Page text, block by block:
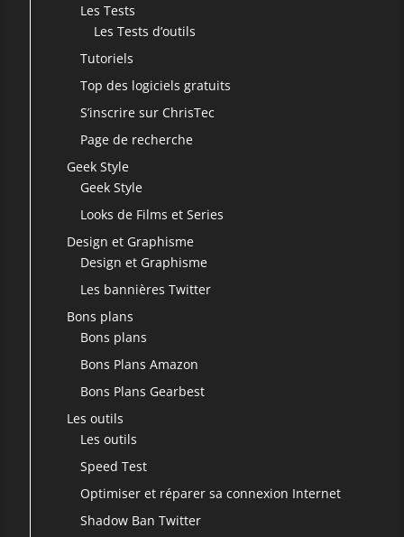
Les Tests
Les Tests d’outils
Tutoriels
Top des logiciels gratuits
S’inscrire sur ChrisTec
Page de recherche
Geek Style
Geek Style
Looks de Films et Series
Design et Graphisme
Design et Graphisme
Les bannières Twitter
Bons plans
Bons plans
Bons Plans Amazon
Bons Plans Gearbest
Les outils
Les outils
Speed Test
Optimiser et réparer sa connexion Internet
Shadow Ban Twitter